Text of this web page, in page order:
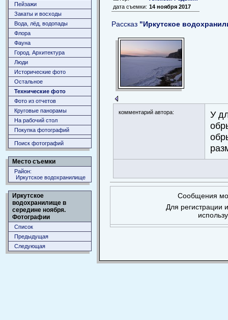
Пейзажи
Закаты и восходы
Вода, лёд, водопады
Флора
Фауна
Город. Архитектура
Люди
Исторические фото
Остальное
Технические фото
Фото из отчетов
Круговые панорамы
На рабочий стол
Покупка фотографий
Поиск фотографий
Место съемки
Район:
Иркутское водохранилище
Иркутское
водохранилище в
середине ноября.
Фотографии
Список
Предыдущая
Следующая
дата съемки: 14 ноября 2017
Рассказ "Иркутское
комментарий автора:
У
Сообщения
Для регистрации